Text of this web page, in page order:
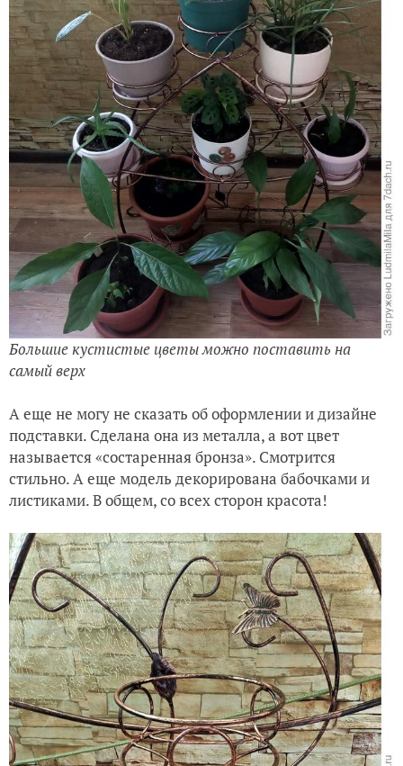
Большие кустистые цветы можно поставить на
самый верх
А еще не могу не сказать об оформлении и дизайне
подставки. Сделана она из металла, а вот цвет
называется «состаренная бронза». Смотрится
стильно. А еще модель декорирована бабочками и
листиками. В общем, со всех сторон красота!